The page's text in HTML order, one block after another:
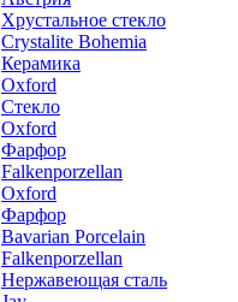
Хрустальное стекло
Crystalite Bohemia
Керамика
Oxford
Стекло
Oxford
Фарфор
Falkenporzellan
Oxford
Фарфор
Bavarian Porcelain
Falkenporzellan
Нержавеющая сталь